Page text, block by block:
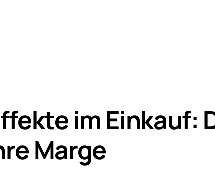
im Einkauf:
Marge